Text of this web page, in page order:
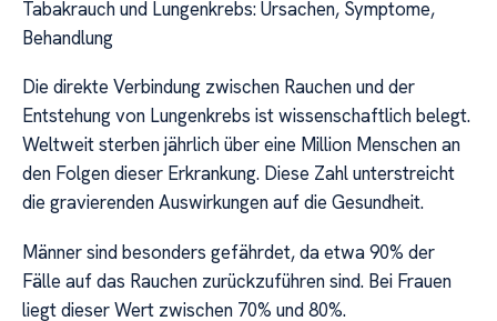
Tabakrauch und Lungenkrebs: Ursachen, Symptome,
Behandlung
Die direkte Verbindung zwischen Rauchen und der
Entstehung von Lungenkrebs ist wissenschaftlich belegt.
Weltweit sterben jährlich über eine Million Menschen an
den Folgen dieser Erkrankung. Diese Zahl unterstreicht
die gravierenden Auswirkungen auf die Gesundheit.
Männer sind besonders gefährdet, da etwa 90% der
Fälle auf das Rauchen zurückzuführen sind. Bei Frauen
liegt dieser Wert zwischen 70% und 80%.